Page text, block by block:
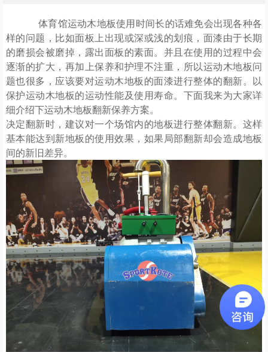
体育馆运动木地板使用时间长的话难免会出现各种各
样的问题，比如面板上出现或深或浅的划痕，面漆由于长期
的磨损会被磨掉，露出面板的素面。并且在使用的过程中会
逐渐的扩大，再加上保养和护理不注重，所以运动木地板问
题也很多，应该要对运动木地板的面漆进行整体的翻新。以
保护运动木地板的运动性能及使用寿命。下面我来为大家详
细介绍下运动木地板翻新保养方案。
决定翻新时，建议对一个场馆内的地板进行整体翻新。这样
基本能达到新地板的使用效果，如果局部翻新却会造成地板
间的新旧差异。